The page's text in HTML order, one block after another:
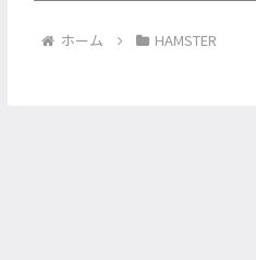
ホーム HAMSTER